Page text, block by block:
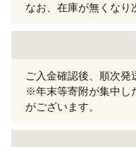
なお、在庫が無くなり
ご入金確認後、順次発
※年末等寄附が集中し
がございます。